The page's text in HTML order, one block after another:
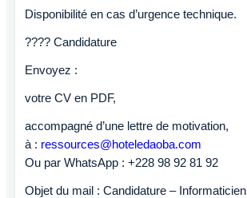
Disponibilité en cas d’urgence technique.
???? Candidature
Envoyez :
votre CV en PDF,
accompagné d’une lettre de motivation,
à : ressources@hoteledaoba.com
Ou par WhatsApp : +228 98 92 81 92
Objet du mail : Candidature – Informaticien